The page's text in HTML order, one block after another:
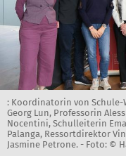
: Koordinatorin von Schule-
Georg Lun, Professorin
Nocentini, Schulleiterin
Palanga, Ressortdirektor
Jasmine Petrone. - Foto: ©